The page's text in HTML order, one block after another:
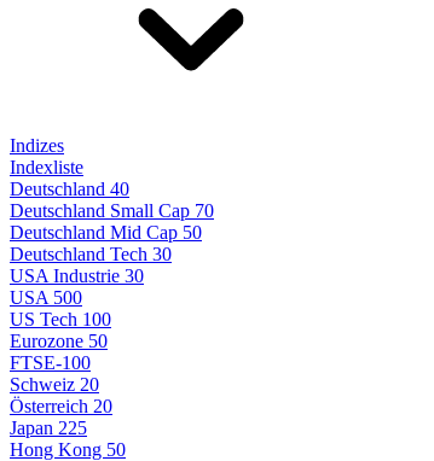
Indizes
Indexliste
Deutschland 40
Deutschland Small Cap 70
Deutschland Mid Cap 50
Deutschland Tech 30
USA Industrie 30
USA 500
US Tech 100
Eurozone 50
FTSE-100
Schweiz 20
Österreich 20
Japan 225
Hong Kong 50